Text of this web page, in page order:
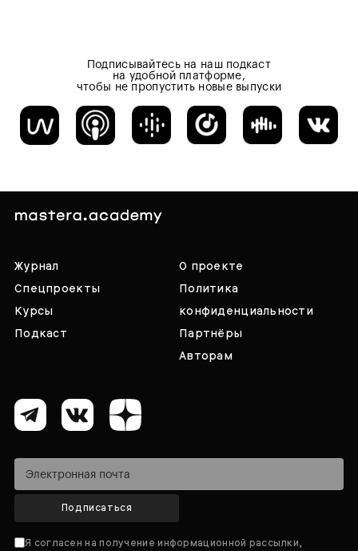
Подписывайтесь на наш подкаст
на удобной платформе,
чтобы не пропустить новые выпуски
Журнал
Спецпроекты
Курсы
Подкаст
О проекте
Политика
конфиденциальности
Партнёры
Авторам
Подписаться
Я согласен на получение информационной рассылки,